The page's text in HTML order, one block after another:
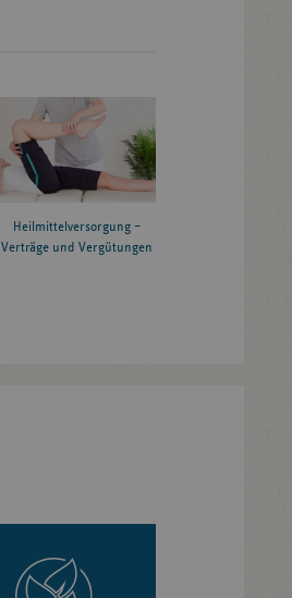
Heilmittelversorgung –
Verträge und Vergütungen